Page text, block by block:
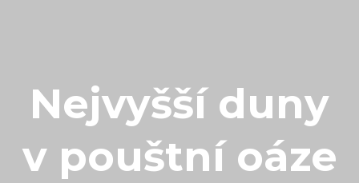
Nejvyšší duny
v pouštní oáze